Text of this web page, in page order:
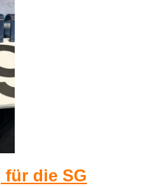
für die SG